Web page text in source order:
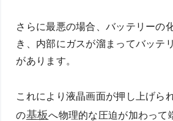
さらに最悪の場合、バッテリーの
き、内部にガスが溜まってバッテ
があります。
これにより液晶画面が押し上げら
の基板へ物理的な圧迫が加わって